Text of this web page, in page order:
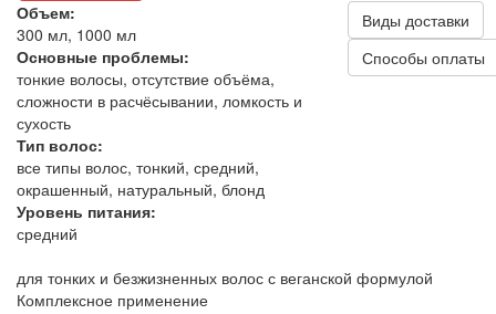
Объем:
300 мл, 1000 мл
Основные проблемы:
тонкие волосы, отсутствие объёма,
сложности в расчёсывании, ломкость и
сухость
Тип волос:
все типы волос, тонкий, средний,
окрашенный, натуральный, блонд
Уровень питания:
средний
Виды доставки
Способы оплаты
для тонких и безжизненных волос с веганской формулой
Комплексное применение